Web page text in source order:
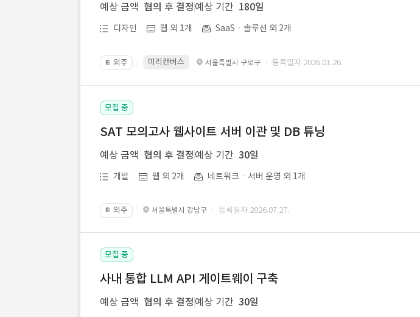
예상 금액 협의 후 결정 예상 기간 180일
디자인 웹 외 1개 SaaSㆍ솔루션 외 2개
📔 외주 미리캔버스 서울특별시 구로구 · 등록일자 2026.01.26.
모집 중
SAT 모의고사 웹사이트 서버 이관 및 DB 튜닝
예상 금액 협의 후 결정 예상 기간 30일
개발 웹 외 2개 네트워크ㆍ서버 운영 외 1개
📔 외주 서울특별시 강남구 · 등록일자 2026.07.27.
모집 중
사내 통합 LLM API 게이트웨이 구축
예상 금액 협의 후 결정 예상 기간 30일